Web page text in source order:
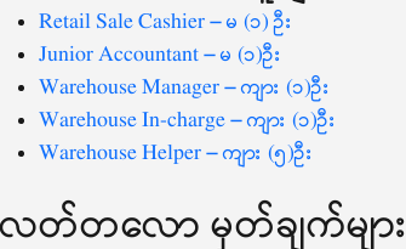
Retail Sale Cashier – မ (၁) ဦး
Junior Accountant – မ (၁)ဦး
Warehouse Manager – ကျား (၁)ဦး
Warehouse In-charge – ကျား (၁)ဦး
Warehouse Helper – ကျား (၅)ဦး
လတ်တ‌လော မှတ်ချက်များ